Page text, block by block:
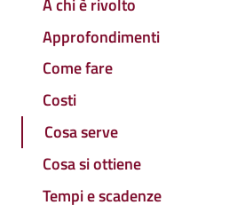
Approfondimenti
Come fare
Costi
Cosa serve
Cosa si ottiene
Tempi e scadenze